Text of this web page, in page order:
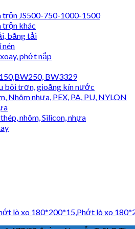
trộn JS500-750-1000-1500
trộn khác
băng tải
phớt nắp
BW3329
bôi trơn, gioăng kín nước
Nhôm nhựa, PEX, PA, PU, NYLON
nhôm, Silicon, nhựa
lò xo 180*200*15,Phớt lò xo